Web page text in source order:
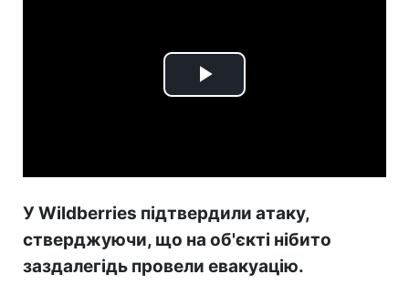
Play
У Wildberries підтвердили атаку,
стверджуючи, що на об'єкті нібито
заздалегідь провели евакуацію.